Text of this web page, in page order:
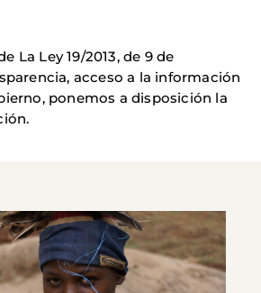
La Ley 19/2013, de 9 de
acceso a la información
ponemos a disposición la